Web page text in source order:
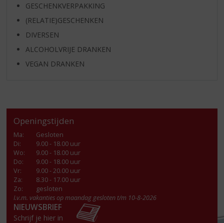
GESCHENKVERPAKKING
(RELATIE)GESCHENKEN
DIVERSEN
ALCOHOLVRIJE DRANKEN
VEGAN DRANKEN
Openingstijden
Ma:
Gesloten
Di:
9.00 - 18.00 uur
Wo:
9.00 - 18.00 uur
Do:
9.00 - 18.00 uur
Vr:
9.00 - 20.00 uur
Za:
8.30 - 17.00 uur
Zo:
gesloten
I.v.m. vakanties op maandag gesloten t/m 10-8-2026
NIEUWSBRIEF
Schrijf je hier in